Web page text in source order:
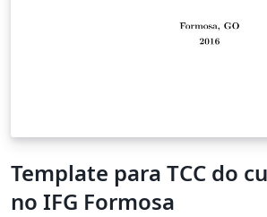
Template para TCC do
no IFG Formosa